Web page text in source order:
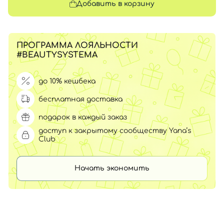
Добавить в корзину
ПРОГРАММА ЛОЯЛЬНОСТИ
#BEAUTYSYSTEMA
до 10% кешбека
бесплатная доставка
подарок в каждый заказ
доступ к закрытому сообществу Yana’s
Club
Начать экономить